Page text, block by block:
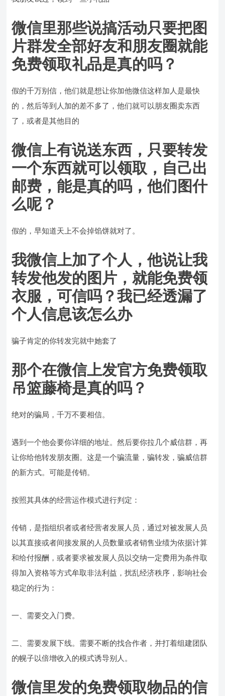
微信里那些说搞活动只要把图
片群发全部好友和朋友圈就能
免费领取礼品是真的吗？
假的千万别信，他们就是想让你加他微信这样加人是最快
的，然后等到人加的差不多了，他们就可以朋友圈卖东西
了，或者是其他目的
微信上有说送东西，只要转发
一个东西就可以领取，自己出
邮费，能是真的吗，他们图什
么呢？
假的，早知道天上不会掉馅饼就对了。
我微信上加了个人，他说让我
转发他发的图片，就能免费领
衣服，可信吗？我已经透漏了
个人信息该怎么办
骗子肯定的你转发完就中她套了
那个在微信上发官方免费领取
吊篮藤椅是真的吗？
绝对的骗局，千万不要相信。
遇到一个他会要你详细的地址。然后要你拉几个威信群，再
让你给他转发朋友圈。这是一个骗流量，骗转发，骗威信群
的新方式。可能是传销。
按照其具体的经营运作模式进行判定：
传销，是指组织者或者经营者发展人员，通过对被发展人员
以其直接或者间接发展的人员数量或者销售业绩为依据计算
和给付报酬，或者要求被发展人员以交纳一定费用为条件取
得加入资格等方式牟取非法利益，扰乱经济秩序，影响社会
稳定的行为：
一、需要交入门费。
二、需要发展下线。需要不断的找合作者，并打着组建团队
的幌子以倍增收入的模式诱导别人。
微信里发的免费领取物品的信